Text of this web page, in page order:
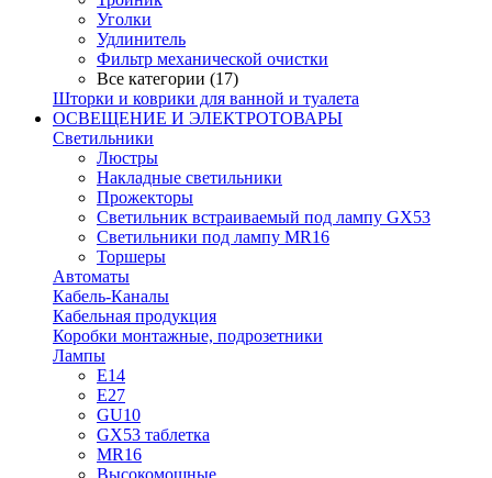
Уголки
Удлинитель
Фильтр механической очистки
Все категории (17)
Шторки и коврики для ванной и туалета
ОСВЕЩЕНИЕ И ЭЛЕКТРОТОВАРЫ
Светильники
Люстры
Накладные светильники
Прожекторы
Светильник встраиваемый под лампу GX53
Светильники под лампу MR16
Торшеры
Автоматы
Кабель-Каналы
Кабельная продукция
Коробки монтажные, подрозетники
Лампы
E14
E27
GU10
GX53 таблетка
MR16
Высокомощные